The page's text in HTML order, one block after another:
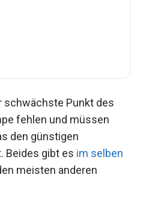
schwächste Punkt des
fehlen und müssen
den günstigen
Beides gibt es im selben
meisten anderen